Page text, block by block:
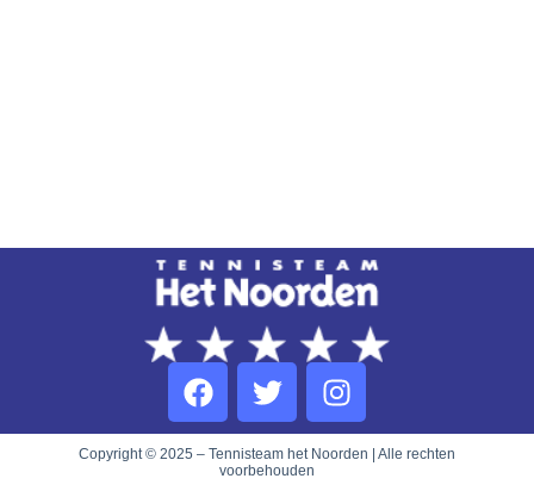
Copyright © 2025 – Tennisteam het Noorden | Alle rechten
voorbehouden